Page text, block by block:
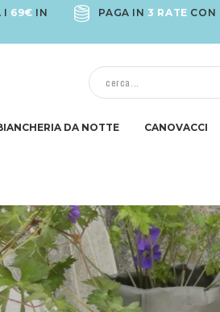
I 69€ IN
PAGA IN 3 RATE CON
DA NOTTE CANOVACCI